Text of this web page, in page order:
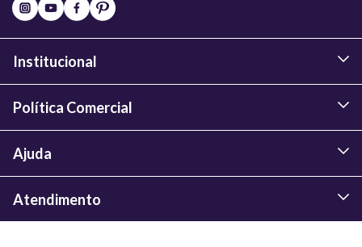
Institucional
Política Comercial
Ajuda
Atendimento